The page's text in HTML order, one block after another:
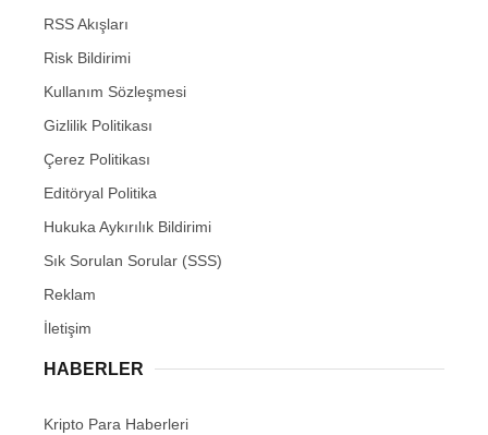
RSS Akışları
Risk Bildirimi
Kullanım Sözleşmesi
Gizlilik Politikası
Çerez Politikası
Editöryal Politika
Hukuka Aykırılık Bildirimi
Sık Sorulan Sorular (SSS)
Reklam
İletişim
HABERLER
Kripto Para Haberleri